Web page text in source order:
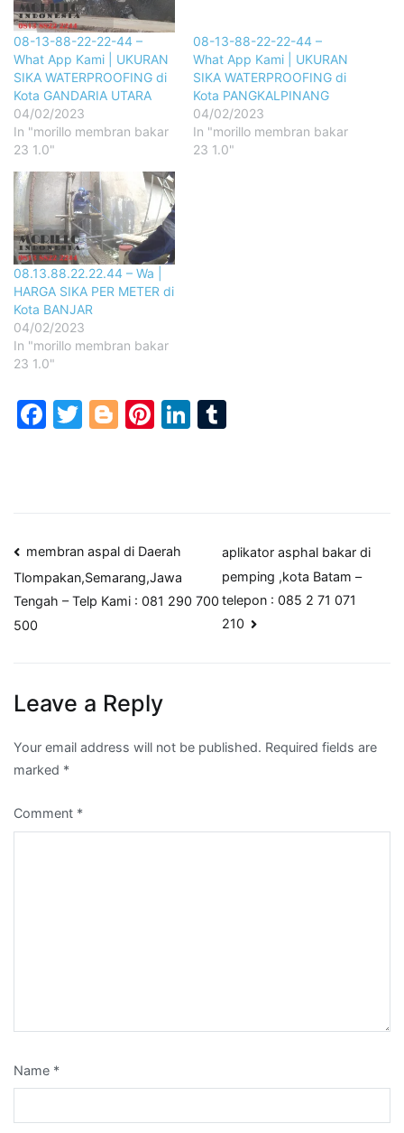
08-13-88-22-22-44 –
What App Kami | UKURAN
SIKA WATERPROOFING di
Kota GANDARIA UTARA
04/02/2023
In "morillo membran bakar
23 1.0"
08-13-88-22-22-44 –
What App Kami | UKURAN
SIKA WATERPROOFING di
Kota PANGKALPINANG
04/02/2023
In "morillo membran bakar
23 1.0"
08.13.88.22.22.44 – Wa |
HARGA SIKA PER METER di
Kota BANJAR
04/02/2023
In "morillo membran bakar
23 1.0"
Facebook
Twitter
Blogger
Pinterest
LinkedIn
Post
navigation
membran aspal di Daerah
Tlompakan,Semarang,Jawa
Tengah – Telp Kami : 081 290 700
500
aplikator asphal bakar di
pemping ,kota Batam –
telepon : 085 2 71 071
210
Leave a Reply
Your email address will not be published. Required fields are
marked *
Comment *
Name *